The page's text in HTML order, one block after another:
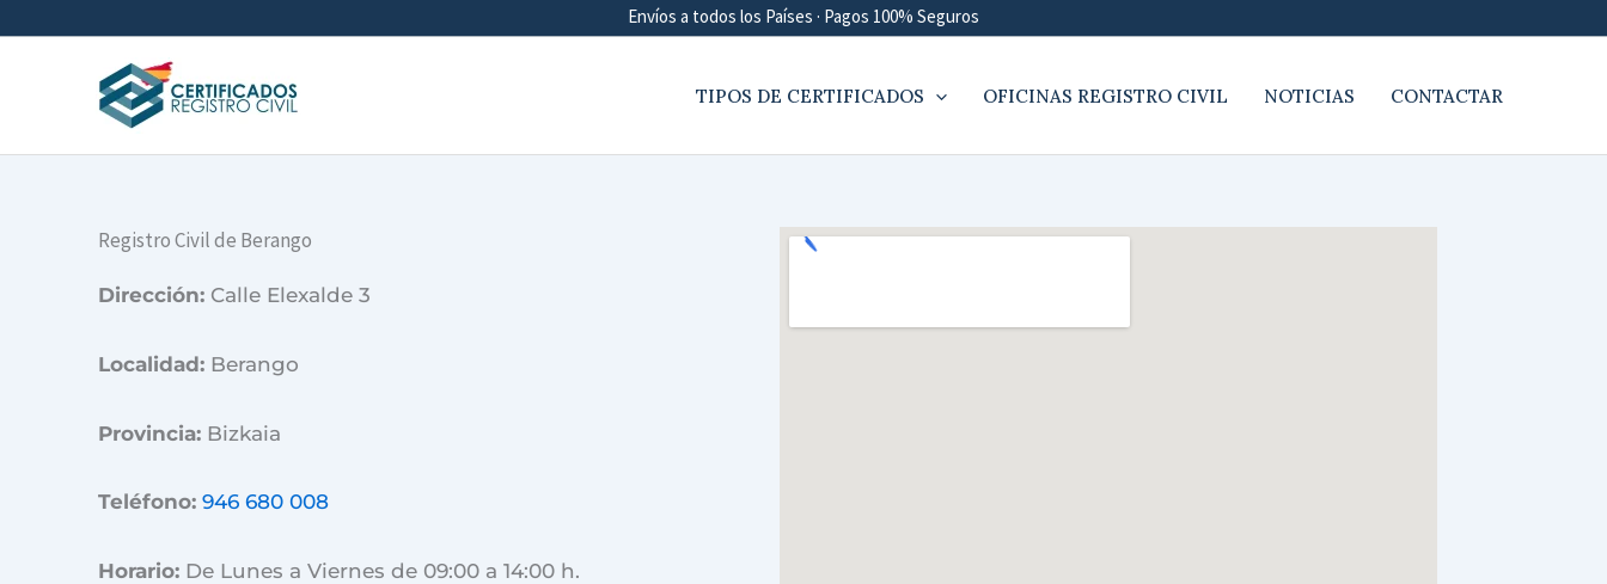
Envíos a todos los Países · Pagos 100% Seguros
TIPOS DE CERTIFICADOS OFICINAS REGISTRO CIVIL NOTICIAS CONTACTAR
Registro Civil de Berango
Dirección: Calle Elexalde 3
Localidad: Berango
Provincia: Bizkaia
Teléfono: 946 680 008
Horario: De Lunes a Viernes de 09:00 a 14:00 h.